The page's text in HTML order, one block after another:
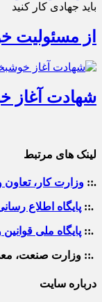
باید جهادی کار کنید
از مسئولیت
شهادت آغاز
لینک های مرتبط
.:: وزارت کار، تعاون
.:: پایگاه اطلاع
.:: پایگاه ملی
.:: وزارت صنعت،
درباره سایت